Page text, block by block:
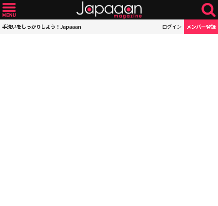
手洗いをしっかりしよう！Japaaan ログイン メンバー登録